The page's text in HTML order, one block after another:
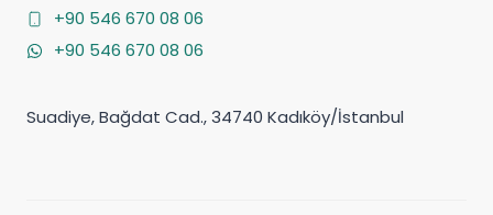
+90 546 670 08 06
+90 546 670 08 06
Suadiye, Bağdat Cad., 34740 Kadıköy/İstanbul